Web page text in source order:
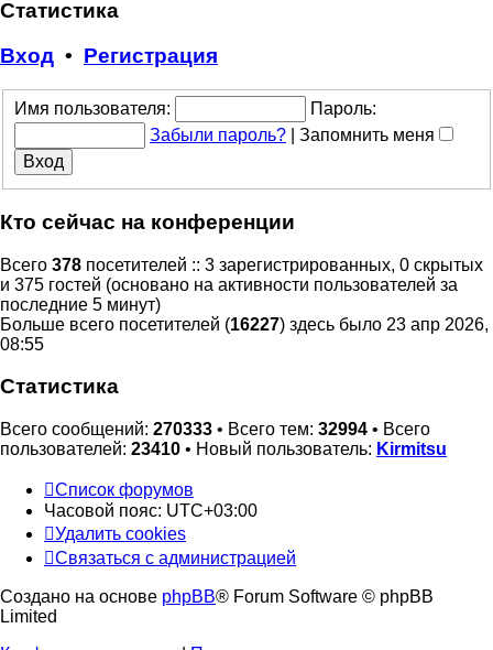
Статистика
Вход • Регистрация
Имя пользователя:
Пароль:
Забыли пароль?
Запомнить меня
Кто сейчас на конференции
Всего 378 посетителей :: 3 зарегистрированных, 0 скрытых
и 375 гостей (основано на активности пользователей за
последние 5 минут)
Больше всего посетителей (16227) здесь было 23 апр 2026,
08:55
Статистика
Всего сообщений: 270333 • Всего тем: 32994 • Всего
пользователей: 23410 • Новый пользователь: Kirmitsu
Список форумов
Часовой пояс: UTC+03:00
Удалить cookies
Связаться с администрацией
Создано на основе phpBB® Forum Software © phpBB
Limited